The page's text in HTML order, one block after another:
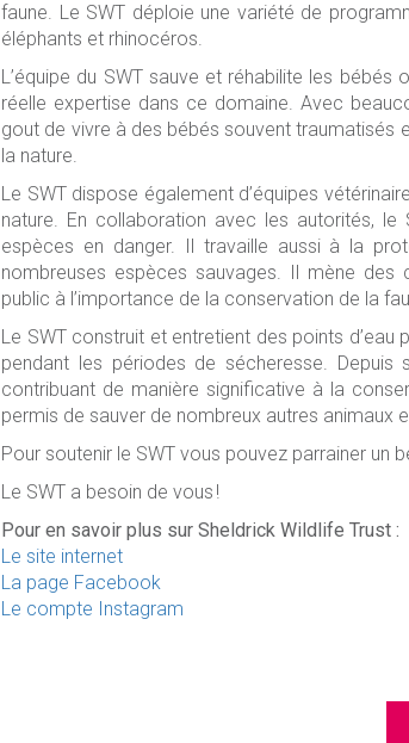
faune. Le SWT déploie une variété de
éléphants et rhinocéros.
L’équipe du SWT sauve et réhabilite les
réelle expertise dans ce domaine. Avec
gout de vivre à des bébés souvent traumatisés
la nature.
Le SWT dispose également d’équipes
nature. En collaboration avec les autorités,
espèces en danger. Il travaille aussi à la
nombreuses espèces sauvages. Il mène des
public à l’importance de la conservation de la
Le SWT construit et entretient des points
pendant les périodes de sécheresse. Depuis
contribuant de manière significative à la
permis de sauver de nombreux autres animaux
Pour soutenir le SWT vous pouvez parrainer
Le SWT a besoin de vous !
Pour en savoir plus sur Sheldrick Wildlife Trust :
Le site internet
La page Facebook
Le compte Instagram